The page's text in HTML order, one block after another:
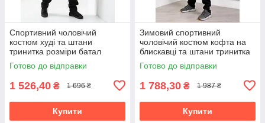
Спортивний чоловічий
костюм худі та штани
тринитка розміри батал
Готово до відправки
1 526,40 ₴ 1 696 ₴
Купити
Зимовий спортивний
чоловічий костюм кофта на
блискавці та штани тринитка
з начосом розміри батал
Готово до відправки
1 788,30 ₴ 1 987 ₴
Купити